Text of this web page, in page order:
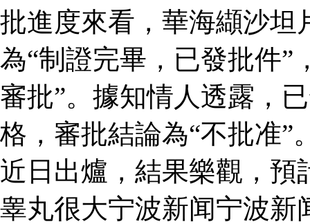
批進度來看，華海纈沙坦
為“制證完畢，已發批件”
審批”。據知情人透露，
格，審批結論為“不批准”
近日出爐，結果樂觀，預
睾丸很大宁波新闻宁波